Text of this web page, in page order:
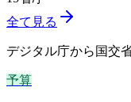
全て見る
デジタル庁から国交
予算